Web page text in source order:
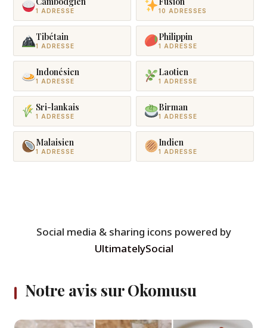
1 ADRESSE 10 ADRESSES
Tibétain
1 ADRESSE
Philippin
1 ADRESSE
Indonésien
1 ADRESSE
Laotien
1 ADRESSE
Sri-lankais
1 ADRESSE
Birman
1 ADRESSE
Malaisien
1 ADRESSE
Indien
1 ADRESSE
Social media & sharing icons powered by
UltimatelySocial
Notre avis sur Okomusu